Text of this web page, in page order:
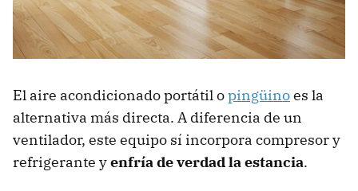
Todo lo bueno y lo malo que tienen ambos modelos
frente a frente
Entendiendo cuánto cuesta cada uno
Modelos recomendados
Aire acondicionado portátil De'Longhi Pingüino
PAC EM90K SILENT
Aire acondicionado de ventana MEDION P502
El aire acondicionado portátil opingüinoes la
alternativa más directa. A diferencia de un
ventilador, este equipo sí incorpora compresor y
refrigerante yenfría de verdad la estancia.